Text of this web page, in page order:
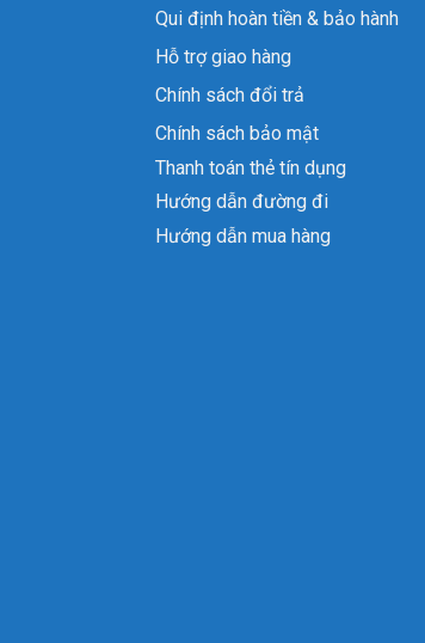
Qui định hoàn tiền & bảo hành
Hỗ trợ giao hàng
Chính sách đổi trả
Chính sách bảo mật
Thanh toán thẻ tín dụng
Hướng dẫn đường đi
Hướng dẫn mua hàng